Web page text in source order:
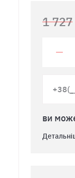
1 727
ви